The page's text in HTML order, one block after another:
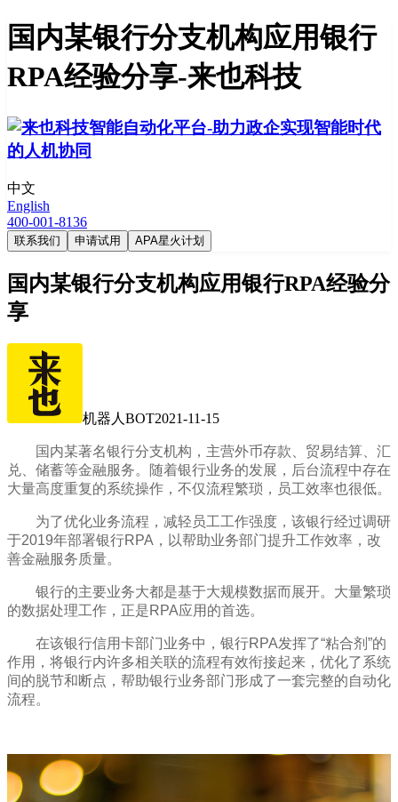
国内某银行分支机构应用银行
RPA经验分享-来也科技
中文
English
400-001-8136
联系我们 申请试用 APA星火计划
国内某银行分支机构应用银行RPA经验分
享
机器人BOT2021-11-15
国内某著名银行分支机构，主营外币存款、贸易结算、汇
兑、储蓄等金融服务。随着银行业务的发展，后台流程中存在
大量高度重复的系统操作，不仅流程繁琐，员工效率也很低。
为了优化业务流程，减轻员工工作强度，该银行经过调研
于2019年部署银行RPA，以帮助业务部门提升工作效率，改
善金融服务质量。
银行的主要业务大都是基于大规模数据而展开。大量繁琐
的数据处理工作，正是RPA应用的首选。
在该银行信用卡部门业务中，银行RPA发挥了“粘合剂”的
作用，将银行内许多相关联的流程有效衔接起来，优化了系统
间的脱节和断点，帮助银行业务部门形成了一套完整的自动化
流程。